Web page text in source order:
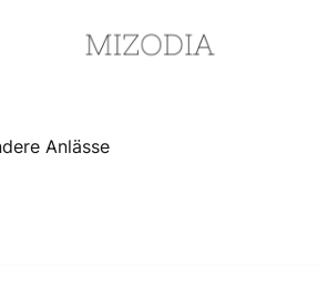
Anlässe